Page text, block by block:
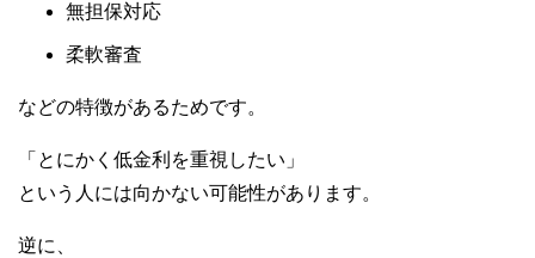
無担保対応
柔軟審査
などの特徴があるためです。
「とにかく低金利を重視したい」
という人には向かない可能性があります。
逆に、